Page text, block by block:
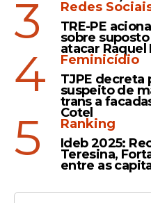
3
Redes
TRE-PE
sobre
atacar Raquel
4
Feminicídio
TJPE decreta
suspeito de
trans a
Cotel
5
Ranking
Ideb 2025:
Teresina,
entre as